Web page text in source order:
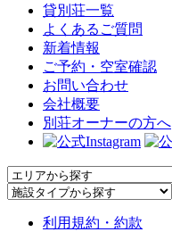
貸別荘一覧
よくあるご質問
新着情報
ご予約・空室確認
お問い合わせ
会社概要
別荘オーナーの方へ
利用規約・約款